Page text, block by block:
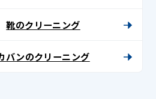
靴のクリーニング
バンのクリーニング